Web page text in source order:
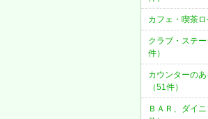
カフェ・喫茶ロ
クラブ・ステ
件）
カウンターの
（51件）
ＢＡＲ、ダイ